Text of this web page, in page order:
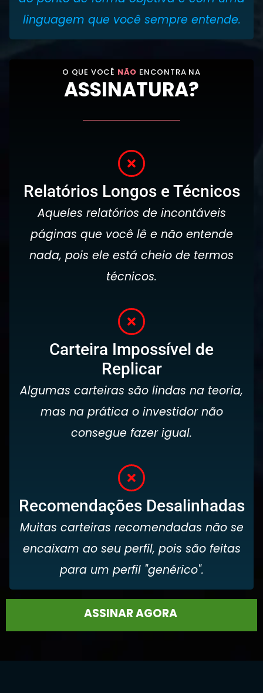
linguagem que você sempre entende.
O QUE VOCÊ NÃO ENCONTRA NA
ASSINATURA?
Relatórios Longos e Técnicos
Aqueles relatórios de incontáveis
páginas que você lê e não entende
nada, pois ele está cheio de termos
técnicos.
Carteira Impossível de
Replicar
Algumas carteiras são lindas na teoria,
mas na prática o investidor não
consegue fazer igual.
Recomendações Desalinhadas
Muitas carteiras recomendadas não se
encaixam ao seu perfil, pois são feitas
para um perfil "genérico".
ASSINAR AGORA